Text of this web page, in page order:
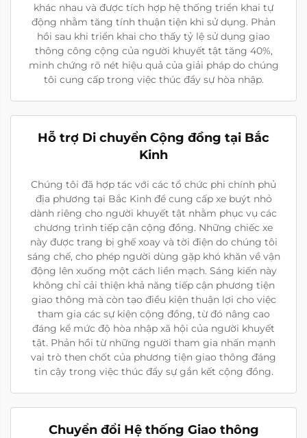
khác nhau và được tích hợp hệ thống triển khai tự
động nhằm tăng tính thuận tiện khi sử dụng. Phản
hồi sau khi triển khai cho thấy tỷ lệ sử dụng giao
thông công cộng của người khuyết tật tăng 40%,
minh chứng rõ nét hiệu quả của giải pháp do chúng
tôi cung cấp trong việc thúc đẩy sự hòa nhập.
Hỗ trợ Di chuyển Cộng đồng tại Bắc
Kinh
Chúng tôi đã hợp tác với các tổ chức phi chính phủ
địa phương tại Bắc Kinh để cung cấp xe buýt nhỏ
dành riêng cho người khuyết tật nhằm phục vụ các
chương trình tiếp cận cộng đồng. Những chiếc xe
này được trang bị ghế xoay và tời điện do chúng tôi
sáng chế, cho phép người dùng gặp khó khăn về vận
động lên xuống một cách liền mạch. Sáng kiến này
không chỉ cải thiện khả năng tiếp cận phương tiện
giao thông mà còn tạo điều kiện thuận lợi cho việc
tham gia các sự kiện cộng đồng, từ đó nâng cao
đáng kể mức độ hòa nhập xã hội của người khuyết
tật. Phản hồi từ những người tham gia nhấn mạnh
vai trò then chốt của phương tiện giao thông đáng
tin cậy trong việc thúc đẩy sự gắn kết cộng đồng.
Chuyển đổi Hệ thống Giao thông